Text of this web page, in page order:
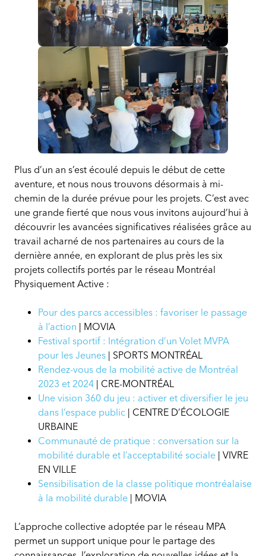
Six
projets
collectifs
qui
mode
de
vie
physiquement
actif
Montréal
Six
projets
collectifs
qui
le
mode
de
vie
physiquement
actif
Montréal
Un
an
d’engagement
projets
collectifs
qui
dynamisent
le
de
vie
physiquement
actif
à
Montréal
Un
an
d’engagement
Six
projets
collectifs
qui
dynamisent
le
de
vie
physiquement
actif
à
Montréal
Un
an
d’engagement
:
Plus d’un an s’est écoulé depuis le début de cette
aventure, et nous nous trouvons désormais à mi-
chemin de la durée prévue pour les projets. C’est avec
une grande fierté que nous vous invitons aujourd’hui à
découvrir les avancées significatives réalisées grâce au
travail acharné de nos partenaires au cours de la
dernière année, en explorant de plus près les six
projets collectifs portés par le réseau Montréal
Physiquement Active :
Pour des parcs accessibles : favoriser le passage
à l’action | MOVIA
Festival sportif : Intégration d’un Volet MVPA
pour les Jeunes | SPORTS MONTRÉAL
Rendez-vous de la mobilité active de Montréal
2023 et 2024 | CRE-MONTRÉAL
Une vision 360 du jeu : activer et diversifier le jeu
dans l’espace public | CENTRE D’ÉCOLOGIE
URBAINE
Communauté de pratique : conversation sur la
mobilité durable et l’acceptabilité sociale | VIVRE
EN VILLE
Sensibilisation de la classe politique montréalaise
à la mobilité durable | MOVIA
L’approche collective adoptée par le réseau MPA
permet un support unique pour le partage des